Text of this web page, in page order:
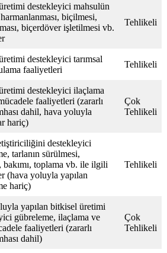
destekleyici mahsulün
biçilmesi,
biçerdöver işletilmesi vb.
Tehlikeli
destekleyici tarımsal
faaliyetleri
Tehlikeli
destekleyici ilaçlama
faaliyetleri (zararlı
dahil, hava yoluyla
hariç)
Çok
Tehlikeli
destekleyici
tarlanın sürülmesi,
bakımı, toplama vb. ile ilgili
(hava yoluyla yapılan
hariç)
Tehlikeli
yapılan bitkisel üretimi
gübreleme, ilaçlama ve
faaliyetleri (zararlı
dahil)
Çok
Tehlikeli